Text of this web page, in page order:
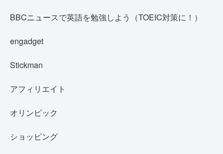
BBCニュースで英語を勉強しよう（TOEIC対策に！）
engadget
Stickman
アフィリエイト
オリンピック
ショッピング